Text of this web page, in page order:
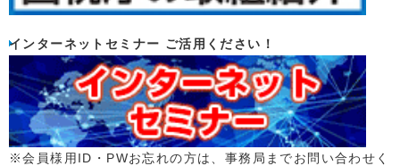
インターネットセミナー ご活用ください！
※会員様用ID・PWお忘れの方は、事務局までお問い合わせく